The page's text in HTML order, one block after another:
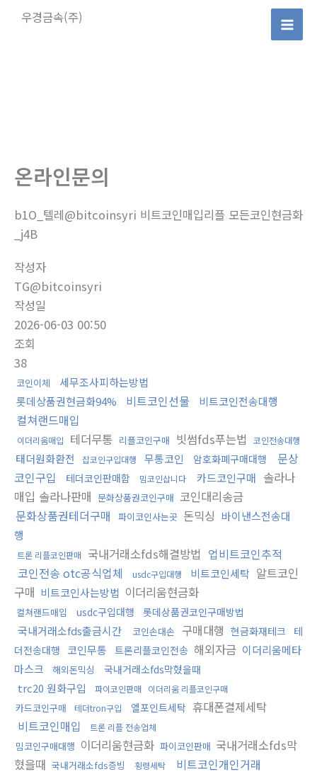
우경금속(주)
Main
온라인문의
b1O_텔레@bitcoinsyri 비트코인매입리플 모든코인현금화
_j4B
작성자
TG@bitcoinsyri
작성일
2026-06-03 00:50
조회
38
코인이체
세무조사피하는방법
롯데상품권현금화94%
비트코인선물 비트코인전송대행
컬쳐랜드매입
이더리움매입 테더무통 리플코인구매 빗썸fds푸는법 코인전송대행
태더원화환전 잡코인구입대행 무통코인 암호화폐구매대행
문상
코인구입
테더코인판매함 밈코인삽니다 카드코인구매 솔라나
매입 솔라나판매 문화상품권코인구매 코인대리송금
문화상품권테더구매
파이코인사는곳 돈믹싱 바이낸스전송대
행
트론 리플코인판매 국내거래소fds해결방법 업비트코인추적
코인전송 otc공식업체
usdc구입대행 비트코인세탁 알트코인
구매 비트코인사는방법 이더리움현금화
컬쳐랜드매입 usdc구입대행 롯데상품권코인구매방법
국내거래소fds출금시간 코인손대손 구매대행 현금화재테크
테
더전송대행 코인무통 트론리플코인전송 해외자금 이더리움메타
마스크
해외돈믹싱 국내거래소fds막혔을때
trc20 원화구입 파이코인판매 이더리움 리플코인구매
카드코인구매 테더tron구입 엘포인트세탁 휴대폰결제세탁
비트코인매입
트론 리플 전송업체
밈코인구매대행 이더리움현금화 파이코인판매 국내거래소fds막
혔을때 국내거래소fds증빙 횡령세탁 비트코인개인거래